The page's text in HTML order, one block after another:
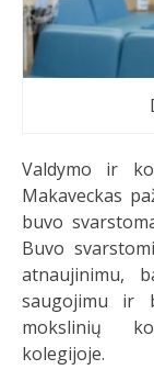
Valdymo ir
Makaveckas
buvo
Buvo
atnaujinimu,
saugojimu ir
mokslinių
kolegijoje.